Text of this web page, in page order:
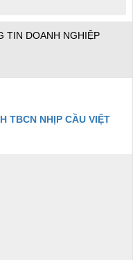
TIN DOANH NGHIỆP
TBCN NHỊP CẦU VIỆT